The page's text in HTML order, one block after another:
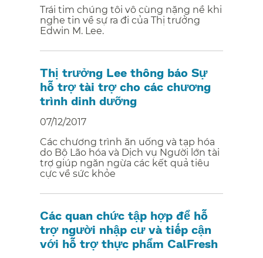
Trái tim chúng tôi vô cùng nặng nề khi
nghe tin về sự ra đi của Thị trưởng
Edwin M. Lee.​​
Thị trưởng Lee thông báo Sự
hỗ trợ tài trợ cho các chương
trình dinh dưỡng​​
07/12/2017
Các chương trình ăn uống và tạp hóa
do Bộ Lão hóa và Dịch vụ Người lớn tài
trợ giúp ngăn ngừa các kết quả tiêu
cực về sức khỏe​​
Các quan chức tập hợp để hỗ
trợ người nhập cư và tiếp cận
với hỗ trợ thực phẩm CalFresh​​